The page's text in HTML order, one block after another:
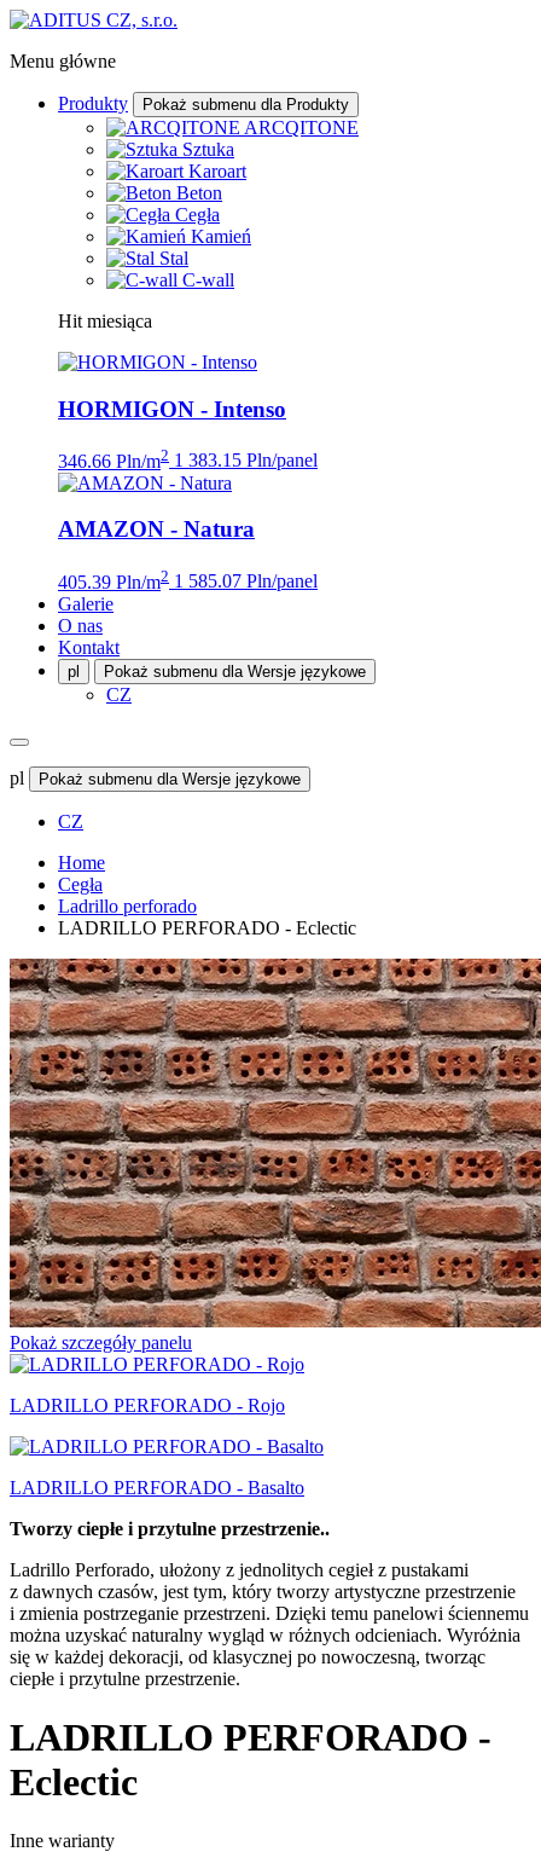
Menu główne
Produkty Pokaż submenu dla Produkty
ARCQITONE
Sztuka
Karoart
Beton
Cegła
Kamień
Stal
C-wall
Hit miesiąca
HORMIGON - Intenso
346.66 Pln/m2 1 383.15 Pln/panel
AMAZON - Natura
405.39 Pln/m2 1 585.07 Pln/panel
Galerie
O nas
Kontakt
pl Pokaż submenu dla Wersje językowe
CZ
pl Pokaż submenu dla Wersje językowe
CZ
Home
Cegła
Ladrillo perforado
LADRILLO PERFORADO - Eclectic
Pokaż szczegóły panelu
LADRILLO PERFORADO - Rojo
LADRILLO PERFORADO - Basalto
Tworzy ciepłe i przytulne przestrzenie..
Ladrillo Perforado, ułożony z jednolitych cegieł z pustakami
z dawnych czasów, jest tym, który tworzy artystyczne przestrzenie
i zmienia postrzeganie przestrzeni. Dzięki temu panelowi ściennemu
można uzyskać naturalny wygląd w różnych odcieniach. Wyróżnia
się w każdej dekoracji, od klasycznej po nowoczesną, tworząc
ciepłe i przytulne przestrzenie.
LADRILLO PERFORADO -
Eclectic
Inne warianty